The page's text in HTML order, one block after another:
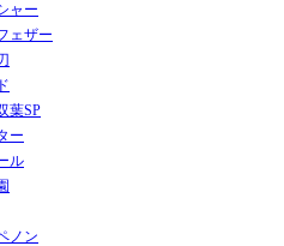
ャー
ェザー
葉SP
ー
ル
ノン